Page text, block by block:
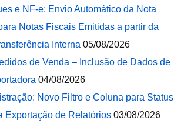
e NF-e: Envio Automático da Nota
Notas Fiscais Emitidas a partir da
Interna 05/08/2026
de Venda – Inclusão de Dados de
04/08/2026
Novo Filtro e Coluna para Status
Exportação de Relatórios 03/08/2026